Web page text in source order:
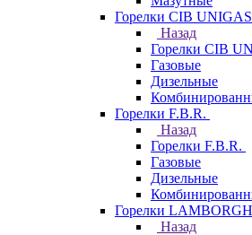
Горелки CIB UNIGAS
Назад
Горелки CIB
Газовые
Дизельные
Горелки F.B.R.
Назад
Горелки F.B.R.
Газовые
Дизельные
Горелки
Назад